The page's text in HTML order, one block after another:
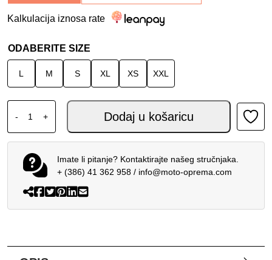
Kalkulacija iznosa rate
ODABERITE SIZE
L M S XL XS XXL
-
ALPINESTARS MX SM5 MINERAL KACIGA Toplo siva
+ Dodaj u košaricu
Imate li pitanje? Kontaktirajte našeg stručnjaka.
+ (386) 41 362 958/ info@moto-oprema.com